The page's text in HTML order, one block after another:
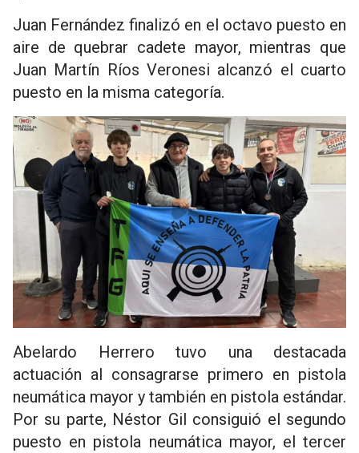
Juan Fernández finalizó en el octavo puesto en
aire de quebrar cadete mayor, mientras que
Juan Martín Ríos Veronesi alcanzó el cuarto
puesto en la misma categoría.
Abelardo Herrero tuvo una destacada
actuación al consagrarse primero en pistola
neumática mayor y también en pistola estándar.
Por su parte, Néstor Gil consiguió el segundo
puesto en pistola neumática mayor, el tercer